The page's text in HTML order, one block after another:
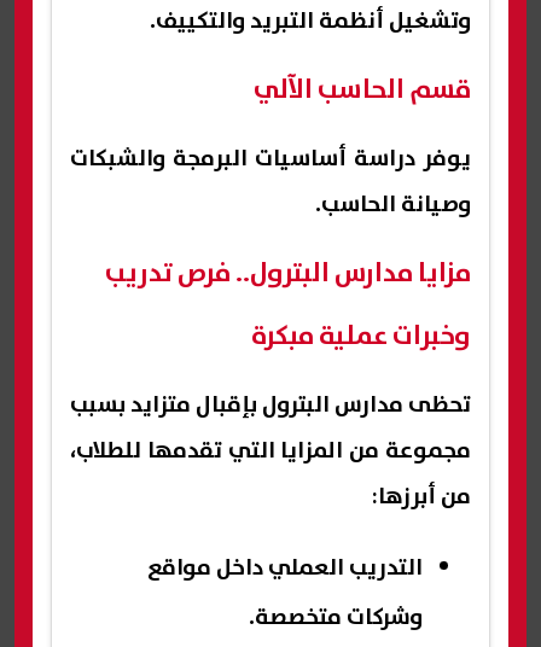
وتشغيل أنظمة التبريد والتكييف.
قسم الحاسب الآلي
يوفر دراسة أساسيات البرمجة والشبكات
وصيانة الحاسب.
مزايا مدارس البترول.. فرص تدريب
وخبرات عملية مبكرة
تحظى مدارس البترول بإقبال متزايد بسبب
مجموعة من المزايا التي تقدمها للطلاب،
من أبرزها:
التدريب العملي داخل مواقع
وشركات متخصصة.